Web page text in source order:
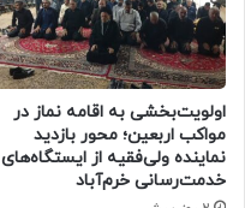
اولویت‌بخشی به اقامه نماز در
مواکب اربعین؛ محور بازدید
نماینده ولی‌فقیه از ایستگاه‌های
خدمت‌رسانی خرم‌آباد